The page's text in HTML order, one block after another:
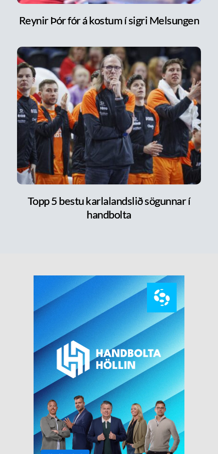
Reynir Þór fór á kostum í sigri Melsungen
Topp 5 bestu karlalandslið sögunnar í
handbolta